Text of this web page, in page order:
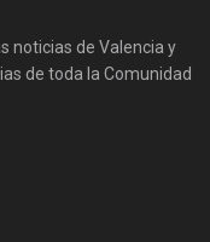
noticias de Valencia y
de toda la Comunidad